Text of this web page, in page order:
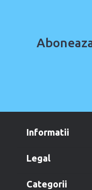
informatii
legal
categorii